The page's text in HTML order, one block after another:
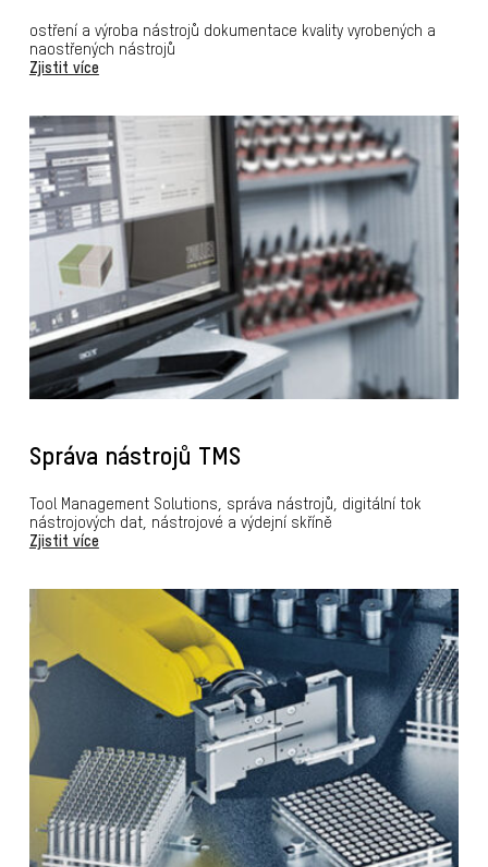
ostření a výroba nástrojů dokumentace kvality vyrobených a
naostřených nástrojů
Zjistit více
Správa nástrojů TMS
Tool Management Solutions, správa nástrojů, digitální tok
nástrojových dat, nástrojové a výdejní skříně
Zjistit více